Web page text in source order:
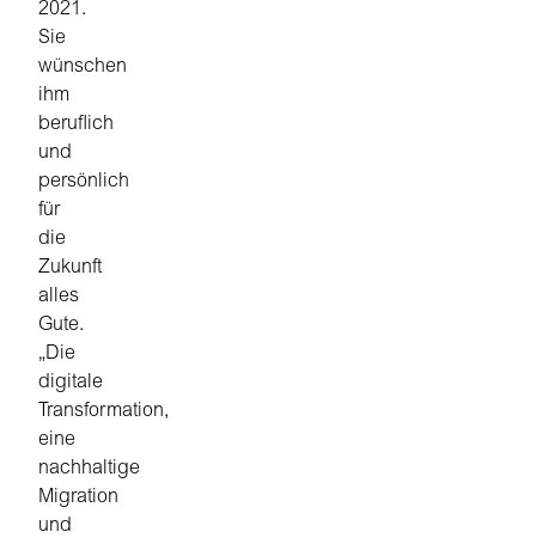
2021.
Sie
wünschen
ihm
beruflich
und
persönlich
für
die
Zukunft
alles
Gute.
„Die
digitale
Transformation,
eine
nachhaltige
Migration
und